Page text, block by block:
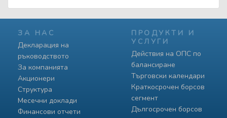
ЗА НАС
Декларация на
ръководството
За компанията
Акционери
Структура
Месечни доклади
Финансови отчети
ПРОДУКТИ И
УСЛУГИ
Действия на ОПС по
балансиране
Търговски календари
Краткосрочен борсов
сегмент
Дългосрочен борсов